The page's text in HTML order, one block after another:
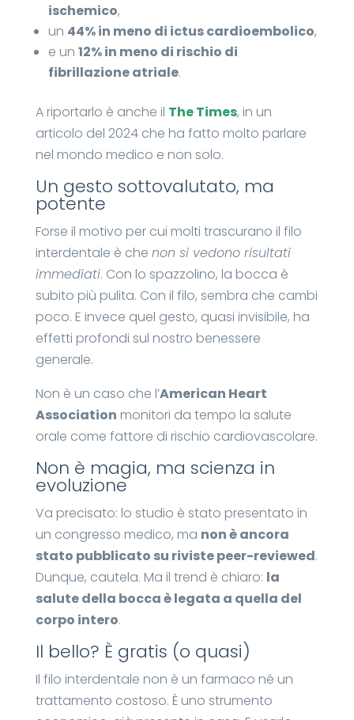
ischemico,
un 44% in meno di ictus cardioembolico,
e un 12% in meno di rischio di
fibrillazione atriale.
A riportarlo è anche il The Times, in un
articolo del 2024 che ha fatto molto parlare
nel mondo medico e non solo.
Un gesto sottovalutato, ma
potente
Forse il motivo per cui molti trascurano il filo
interdentale è che non si vedono risultati
immediati. Con lo spazzolino, la bocca è
subito più pulita. Con il filo, sembra che cambi
poco. E invece quel gesto, quasi invisibile, ha
effetti profondi sul nostro benessere
generale.
Non è un caso che l’American Heart
Association monitori da tempo la salute
orale come fattore di rischio cardiovascolare.
Non è magia, ma scienza in
evoluzione
Va precisato: lo studio è stato presentato in
un congresso medico, ma non è ancora
stato pubblicato su riviste peer-reviewed.
Dunque, cautela. Ma il trend è chiaro: la
salute della bocca è legata a quella del
corpo intero.
Il bello? È gratis (o quasi)
Il filo interdentale non è un farmaco né un
trattamento costoso. È uno strumento